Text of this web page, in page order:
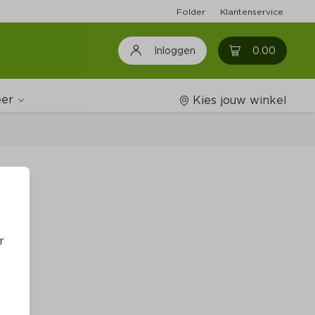
Folder Klantenservice
Inloggen 0.00 0
Kies jouw winkel